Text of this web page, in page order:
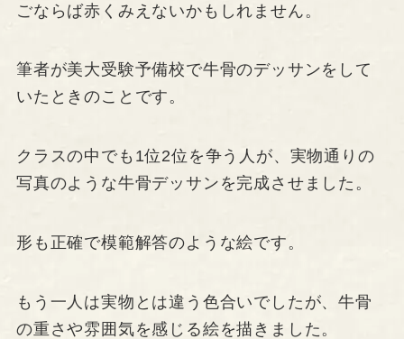
ごならば赤くみえないかもしれません。
筆者が美大受験予備校で牛骨のデッサンをして
いたときのことです。
クラスの中でも1位2位を争う人が、実物通りの
写真のような牛骨デッサンを完成させました。
形も正確で模範解答のような絵です。
もう一人は実物とは違う色合いでしたが、牛骨
の重さや雰囲気を感じる絵を描きました。